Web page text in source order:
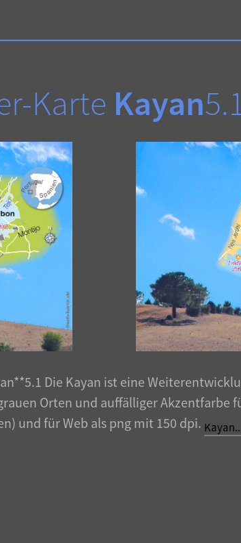
Karte Kayan
Die Kayan ist eine
Orten und auffälliger Akzentfarbe
und für Web als png mit 150 dpi.